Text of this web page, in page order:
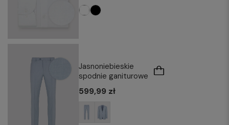
Jasnoniebieskie
spodnie ganiturowe
599,99 zł